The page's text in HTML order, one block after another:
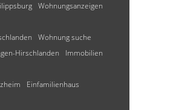
Wohnungsanzeigen
Wohnung suche
Hirschlanden
Immobilien
Einfamilienhaus